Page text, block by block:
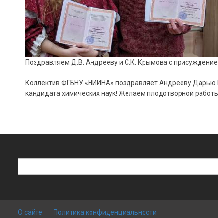
Поздравляем Д.В. Андрееву и С.К. Крымова с
Коллектив ФГБНУ «НИИНА» поздравляет Андрееву Дарью
кандидата химических наук! Желаем плодотворной
О сайте Политика конфиденциальности